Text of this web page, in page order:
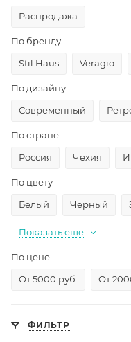
Распродажа
По бренду
Stil Haus
Veragio
По дизайну
Современный
По стране
Россия
Чехия
По цвету
Белый
Черный
Показать еще
По цене
От 5000 руб.
От
ФИЛЬТР